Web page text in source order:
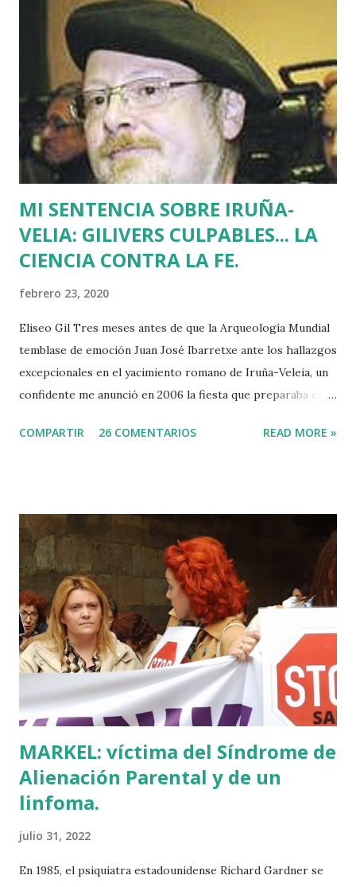
Batasuna, Rufi Etxeberria, que hasta el año pasado fue
dirigente de Sortu. Tras aquel vil secuestro, las calles de
Euskadi dejaron de ser dominadas por ETA y su entorno
político. Nadie recuerda en Bilbao una manifestación mayor
que la que había pedido la liberación de Miguel Angel
Blanco horas antes de su asesinato: concentró a más de
medio millón de personas. Fuimos muchos los que
descubrimos que l...
MI SENTENCIA SOBRE IRUÑA-
VELIA: GILIVERS CULPABLES... LA
CIENCIA CONTRA LA FE.
febrero 23, 2020
Eliseo Gil Tres meses antes de que la Arqueología Mundial
temblase de emoción Juan José Ibarretxe ante los hallazgos
excepcionales en el yacimiento romano de Iruña-Veleia, un
confidente me anunció en 2006 la fiesta que preparaba el
primer calvario de la Cristiandad (con un sonrojante RIP en
por un presunto maestro egipcio llegado desde el Nilo
para educar a los niños de la villa romana. Mi informador y
yo hacíamos risas ante la casualidad de las casualidades:
Euskadi era de nuevo pionera. Ibarretxe dormía entonces
en Ajuria Enea y no paraba de contar a tirios y troyanos que
Euskal Herria era un pueblo con 7.000 años de antigüedad.
Por fin llegaba la arqueología para confirmar sus teorías.
Tuvo que ser su consejera de Cultura y portavoz Miren
Azkarate ...
COMPARTIR 26 COMENTARIOS READ MORE »
MARKEL: víctima del Síndrome de
Alienación Parental y de un
linfoma.
julio 31, 2022
En 1985, el psiquiatra estadounidense Richard Gardner se